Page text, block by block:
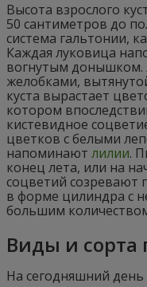
Высота взрослого
50 сантиметров до
система гальтонии,
Каждая луковица
вогнутым донышком.
желобками,
куста вырастает
котором
кистевидное
цветков с белыми
напоминают лилии.
конец лета, или на
соцветий
в форме цилиндра с
большим
Виды и сорта
На сегодняшний день